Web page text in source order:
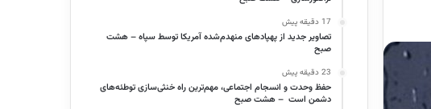
17 دقیقه پیش
تصاویر جدید از پهپادهای منهدم‌شده آمریکا توسط سپاه – هشت
صبح
23 دقیقه پیش
حفظ وحدت و انسجام اجتماعی، مهم‌ترین راه خنثی‌سازی توطئه‌های
دشمن است – هشت صبح